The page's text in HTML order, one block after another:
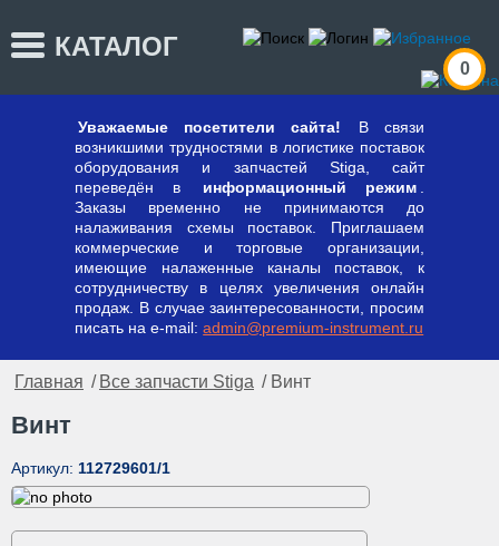
КАТАЛОГ
0
Уважаемые посетители сайта!
В связи
возникшими трудностями в логистике поставок
оборудования и запчастей Stiga, сайт
переведён в
информационный режим
Заказы временно не принимаются до
налаживания схемы поставок. Приглашаем
коммерческие и торговые организации,
имеющие налаженные каналы поставок, к
сотрудничеству в целях увеличения онлайн
продаж. В случае заинтересованности, просим
писать на e-mail:admin@premium-instrument.ru
Главная / Все запчасти Stiga / Винт
Винт
Артикул: 112729601/1